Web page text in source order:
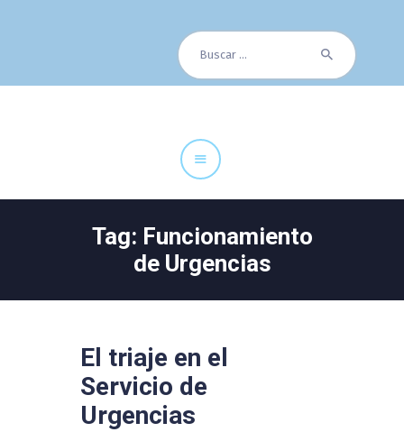
Buscar:
Tag: Funcionamiento
de Urgencias
Cuadro Médico
Especialidades
El triaje en el
Servicio de
Urgencias